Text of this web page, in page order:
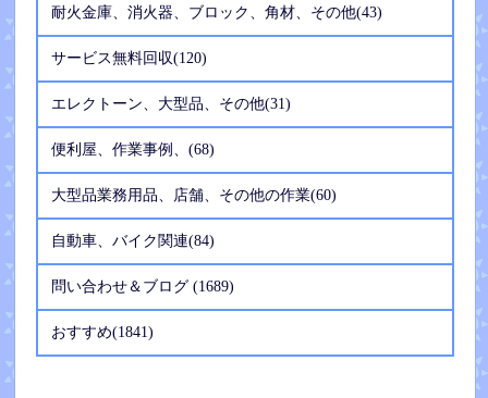
耐火金庫、消火器、ブロック、角材、その他(43)
サービス無料回収(120)
エレクトーン、大型品、その他(31)
便利屋、作業事例、(68)
大型品業務用品、店舗、その他の作業(60)
自動車、バイク関連(84)
問い合わせ＆ブログ (1689)
おすすめ(1841)